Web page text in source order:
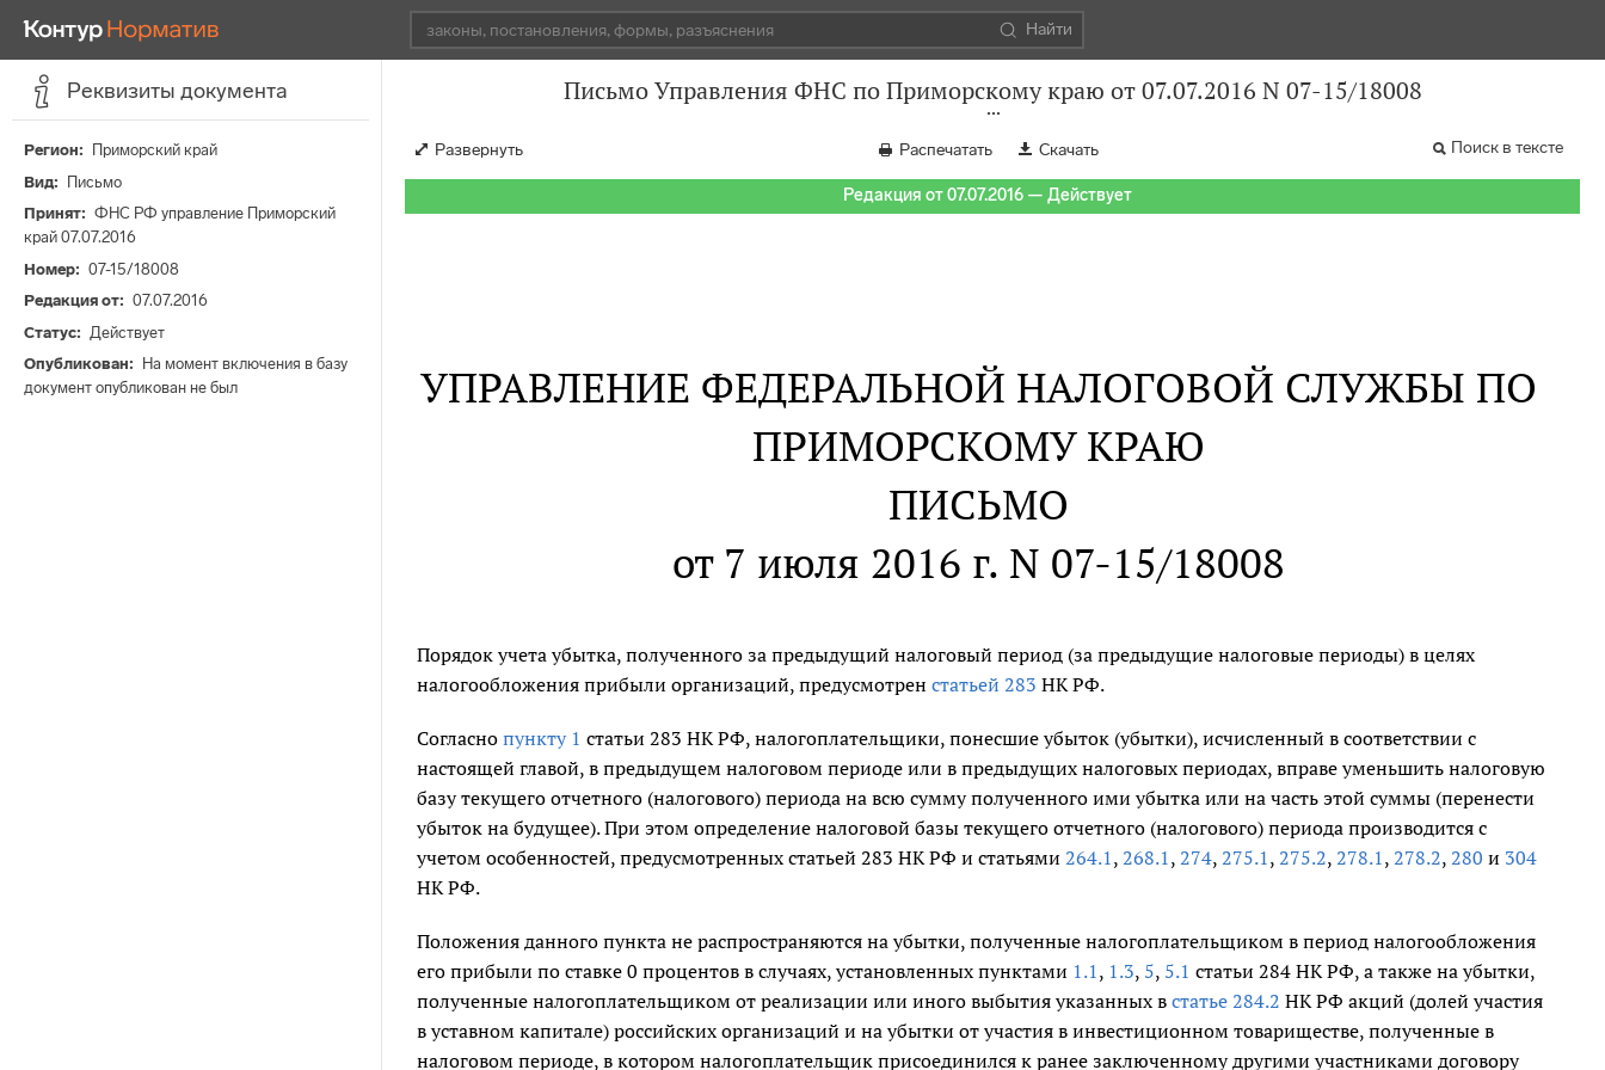
Найти
Реквизиты документа
Регион
Приморский край
Вид
Письмо
Принят
ФНС РФ управление Приморский
край 07.07.2016
Номер
07-15/18008
Редакция от
07.07.2016
Статус
Действует
Опубликован
На момент включения в базу
документ опубликован не был
Письмо Управления ФНС по Приморскому краю от 07.07.2016 N 07-15/18008
Развернуть Распечатать Скачать Поиск в тексте
Редакция от 07.07.2016 — Действует
УПРАВЛЕНИЕ ФЕДЕРАЛЬНОЙ НАЛОГОВОЙ СЛУЖБЫ ПО
ПРИМОРСКОМУ КРАЮ
ПИСЬМО
от 7 июля 2016 г. N 07-15/18008
Порядок учета убытка, полученного за предыдущий налоговый период (за предыдущие налоговые периоды) в целях
налогообложения прибыли организаций, предусмотрен статьей 283 НК РФ.
Согласно пункту 1 статьи 283 НК РФ, налогоплательщики, понесшие убыток (убытки), исчисленный в соответствии с
настоящей главой, в предыдущем налоговом периоде или в предыдущих налоговых периодах, вправе уменьшить налоговую
базу текущего отчетного (налогового) периода на всю сумму полученного ими убытка или на часть этой суммы (перенести
убыток на будущее). При этом определение налоговой базы текущего отчетного (налогового) периода производится с
учетом особенностей, предусмотренных статьей 283 НК РФ и статьями 264.1 , 268.1 , 274, 275.1 , 275.2, 278.1 , 278.2, 280 и 304
НК РФ.
Положения данного пункта не распространяются на убытки, полученные налогоплательщиком в период налогообложения
его прибыли по ставке 0 процентов в случаях, установленных пунктами 1.1 , 1.3, 5, 5.1 статьи 284 НК РФ, а также на убытки,
полученные налогоплательщиком от реализации или иного выбытия указанных в статье 284.2 НК РФ акций (долей участия
в уставном капитале) российских организаций и на убытки от участия в инвестиционном товариществе, полученные в
налоговом периоде, в котором налогоплательщик присоединился к ранее заключенному другими участниками договору